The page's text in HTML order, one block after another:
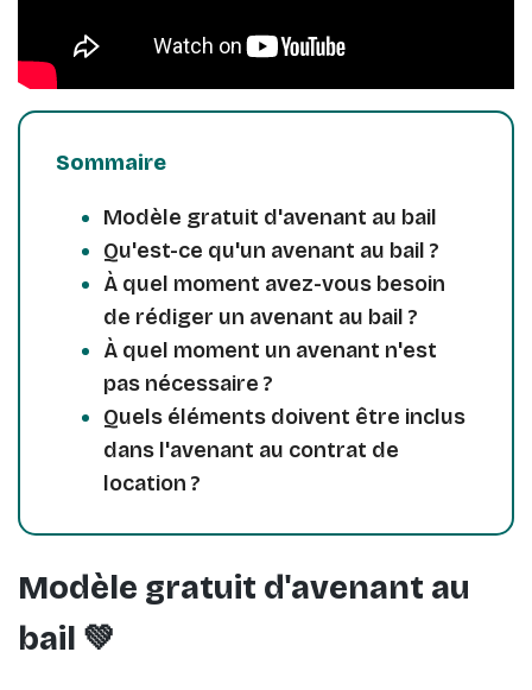
Sommaire
Modèle gratuit d'avenant au bail
Qu'est-ce qu'un avenant au bail ?
À quel moment avez-vous besoin
de rédiger un avenant au bail ?
À quel moment un avenant n'est
pas nécessaire ?
Quels éléments doivent être inclus
dans l'avenant au contrat de
location ?
Modèle gratuit d'avenant au
bail 💚